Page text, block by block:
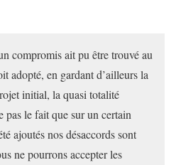
compromis ait pu être trouvé au
adopté, en gardant d’ailleurs la
initial, la quasi totalité
pas le fait que sur un certain
ajoutés nos désaccords sont
ne pourrons accepter les